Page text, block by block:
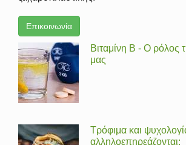
Επικοινωνία
Βιταμίνη Β - Ο ρόλος
μας
Τρόφιμα και
αλληλοεπηρεάζονται;